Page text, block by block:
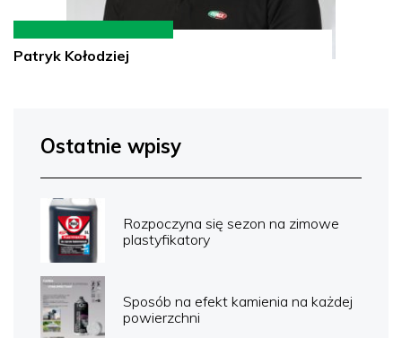
Patryk Kołodziej
Ostatnie wpisy
Rozpoczyna się sezon na zimowe
plastyfikatory
Sposób na efekt kamienia na każdej
powierzchni